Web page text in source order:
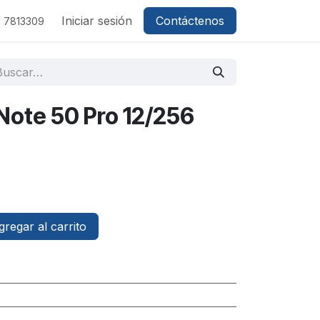
7813309 Iniciar sesión Contáctenos
50 Pro 12/256
al carrito